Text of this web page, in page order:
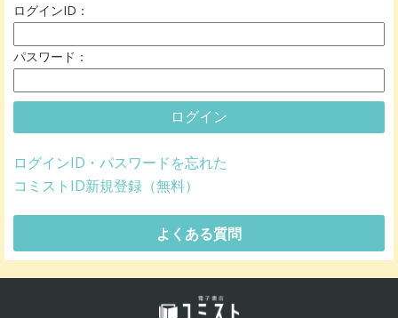
ログインID：
パスワード：
ログイン
ログインID・パスワードを忘れた
コミストID新規登録（無料）
よくある質問